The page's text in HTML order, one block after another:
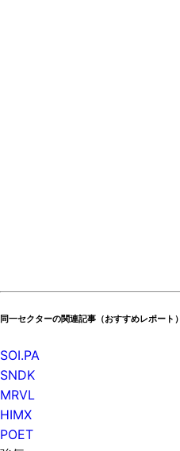
同一セクターの関連記事（おすすめレポート）
SOI.PA
SNDK
MRVL
HIMX
POET